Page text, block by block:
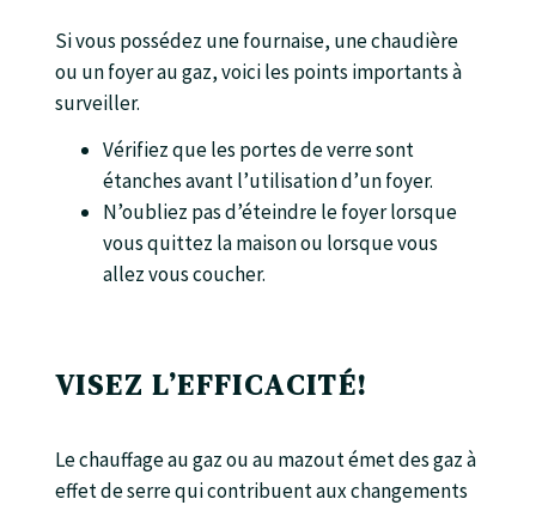
Si vous possédez une fournaise, une chaudière
ou un foyer au gaz, voici les points importants à
surveiller.
Vérifiez que les portes de verre sont
étanches avant l’utilisation d’un foyer.
N’oubliez pas d’éteindre le foyer lorsque
vous quittez la maison ou lorsque vous
allez vous coucher.
VISEZ L’EFFICACITÉ!
Le chauffage au gaz ou au mazout émet des gaz à
effet de serre qui contribuent aux changements